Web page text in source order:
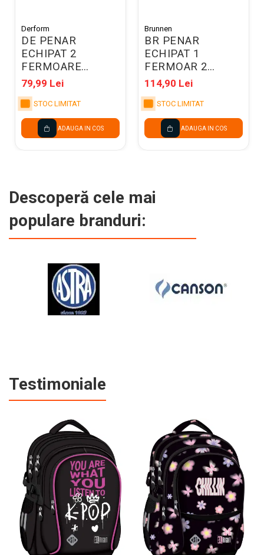
Derform
DE PENAR
ECHIPAT 2
FERMOARE
CLEO&FRANK
SWEET HEART
PWDCF45
79,99 Lei
STOC LIMITAT
ADAUGA IN COS
Brunnen
BR PENAR
ECHIPAT 1
FERMOAR 2
EXTENSII
BRUNNEN
BUTTERFLY
4912016
114,90 Lei
STOC LIMITAT
ADAUGA IN COS
Descoperă cele mai
populare branduri:
Testimoniale